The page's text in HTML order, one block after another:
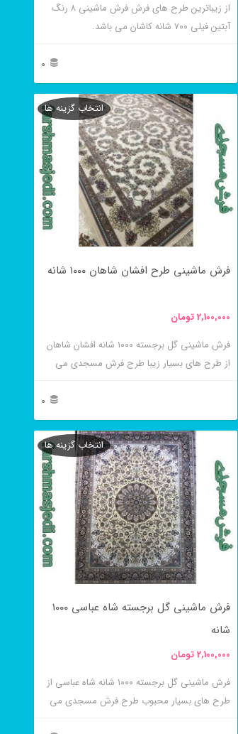
از زیباترین طرح های فرش فرش ماشینی ۸ رنگ
آبتین فیلی ۷۰۰ شانه کاشان می باشد.
0
این
دارای
انواع
مختلفی
می
ها
است
در
صفحه
شوند
فرش ماشینی طرح افشان شاهان ۱۰۰۰ شانه
2,100,000تومان
فرش ماشینی گل برجسته ۱۰۰۰ شانه افشان شاهان
از طرح های بسیار زیبا طرح فرش مسجدی می
0
انتخاب گزینه ها
این
دارای
انواع
مختلفی
می
ها
ممکن
است
در
صفحه
فرش ماشینی گل برجسته شاه عباسی ۱۰۰۰
شانه
2,100,000تومان
فرش ماشینی گل برجسته ۱۰۰۰ شانه شاه عباسی از
طرح های بسیار محبوب طرح فرش مسجدی می
انتخاب گزینه ها